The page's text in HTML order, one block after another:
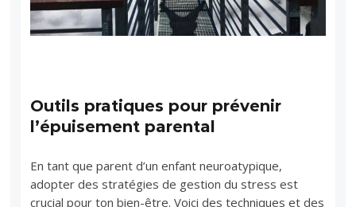
Outils pratiques pour prévenir
l’épuisement parental
En tant que parent d’un enfant neuroatypique,
adopter des stratégies de gestion du stress est
crucial pour ton bien-être. Voici des techniques et des